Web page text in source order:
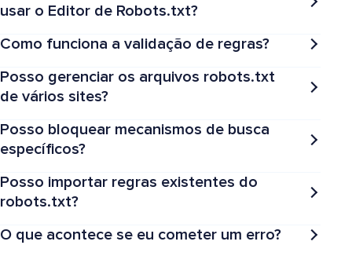
usar o Editor de Robots.txt?
Como funciona a validação de regras?
Posso gerenciar os arquivos robots.txt
de vários sites?
Posso bloquear mecanismos de busca
específicos?
Posso importar regras existentes do
robots.txt?
O que acontece se eu cometer um erro?